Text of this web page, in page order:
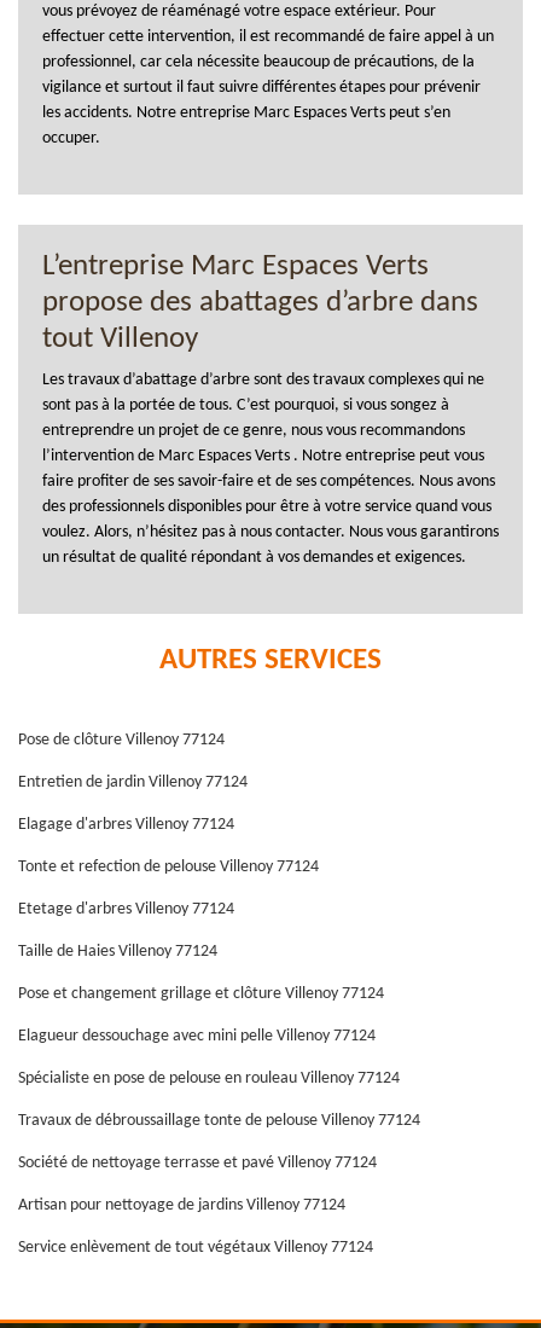
vous prévoyez de réaménagé votre espace extérieur. Pour
effectuer cette intervention, il est recommandé de faire appel à un
professionnel, car cela nécessite beaucoup de précautions, de la
vigilance et surtout il faut suivre différentes étapes pour prévenir
les accidents. Notre entreprise Marc Espaces Verts peut s’en
occuper.
L’entreprise Marc Espaces Verts
propose des abattages d’arbre dans
tout Villenoy
Les travaux d’abattage d’arbre sont des travaux complexes qui ne
sont pas à la portée de tous. C’est pourquoi, si vous songez à
entreprendre un projet de ce genre, nous vous recommandons
l’intervention de Marc Espaces Verts . Notre entreprise peut vous
faire profiter de ses savoir-faire et de ses compétences. Nous avons
des professionnels disponibles pour être à votre service quand vous
voulez. Alors, n’hésitez pas à nous contacter. Nous vous garantirons
un résultat de qualité répondant à vos demandes et exigences.
AUTRES SERVICES
Pose de clôture Villenoy 77124
Entretien de jardin Villenoy 77124
Elagage d'arbres Villenoy 77124
Tonte et refection de pelouse Villenoy 77124
Etetage d'arbres Villenoy 77124
Taille de Haies Villenoy 77124
Pose et changement grillage et clôture Villenoy 77124
Elagueur dessouchage avec mini pelle Villenoy 77124
Spécialiste en pose de pelouse en rouleau Villenoy 77124
Travaux de débroussaillage tonte de pelouse Villenoy 77124
Société de nettoyage terrasse et pavé Villenoy 77124
Artisan pour nettoyage de jardins Villenoy 77124
Service enlèvement de tout végétaux Villenoy 77124